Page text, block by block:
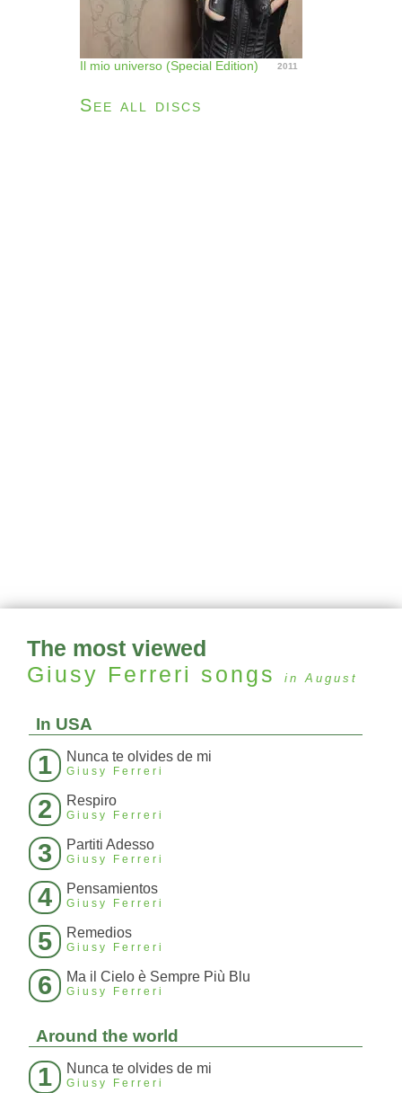
Il mio universo (Special Edition) 2011
See all discs
The most viewed
Giusy Ferreri songs in August
In USA
1 Nunca te olvides de mi
Giusy Ferreri
2 Respiro
Giusy Ferreri
3 Partiti Adesso
Giusy Ferreri
4 Pensamientos
Giusy Ferreri
5 Remedios
Giusy Ferreri
6 Ma il Cielo è Sempre Più Blu
Giusy Ferreri
Around the world
1 Nunca te olvides de mi
Giusy Ferreri